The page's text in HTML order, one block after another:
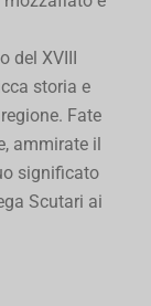
del XVIII
storia e
Fate
ammirate il
significato
Scutari ai